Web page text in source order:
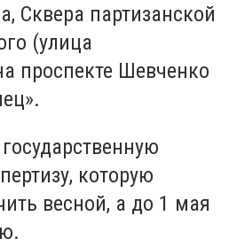
Сквера партизанской
(улица
проспекте Шевченко
которую
весной, а до 1 мая